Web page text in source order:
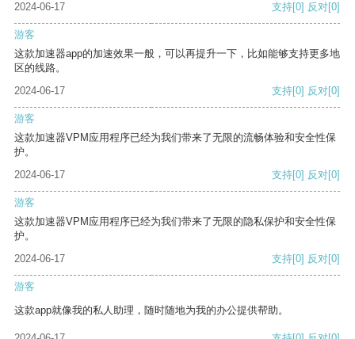
2024-06-17
支持[0] 反对[0]
游客
这款加速器app的加速效果一般，可以再提升一下，比如能够支持更多地
区的线路。
2024-06-17
支持[0] 反对[0]
游客
这款加速器VPM应用程序已经为我们带来了无限的流畅体验和安全性保
护。
2024-06-17
支持[0] 反对[0]
游客
这款加速器VPM应用程序已经为我们带来了无限的隐私保护和安全性保
护。
2024-06-17
支持[0] 反对[0]
游客
这款app就像我的私人助理，随时随地为我的办公提供帮助。